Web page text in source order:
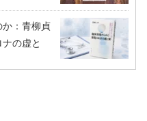
か：青柳貞
の虚と